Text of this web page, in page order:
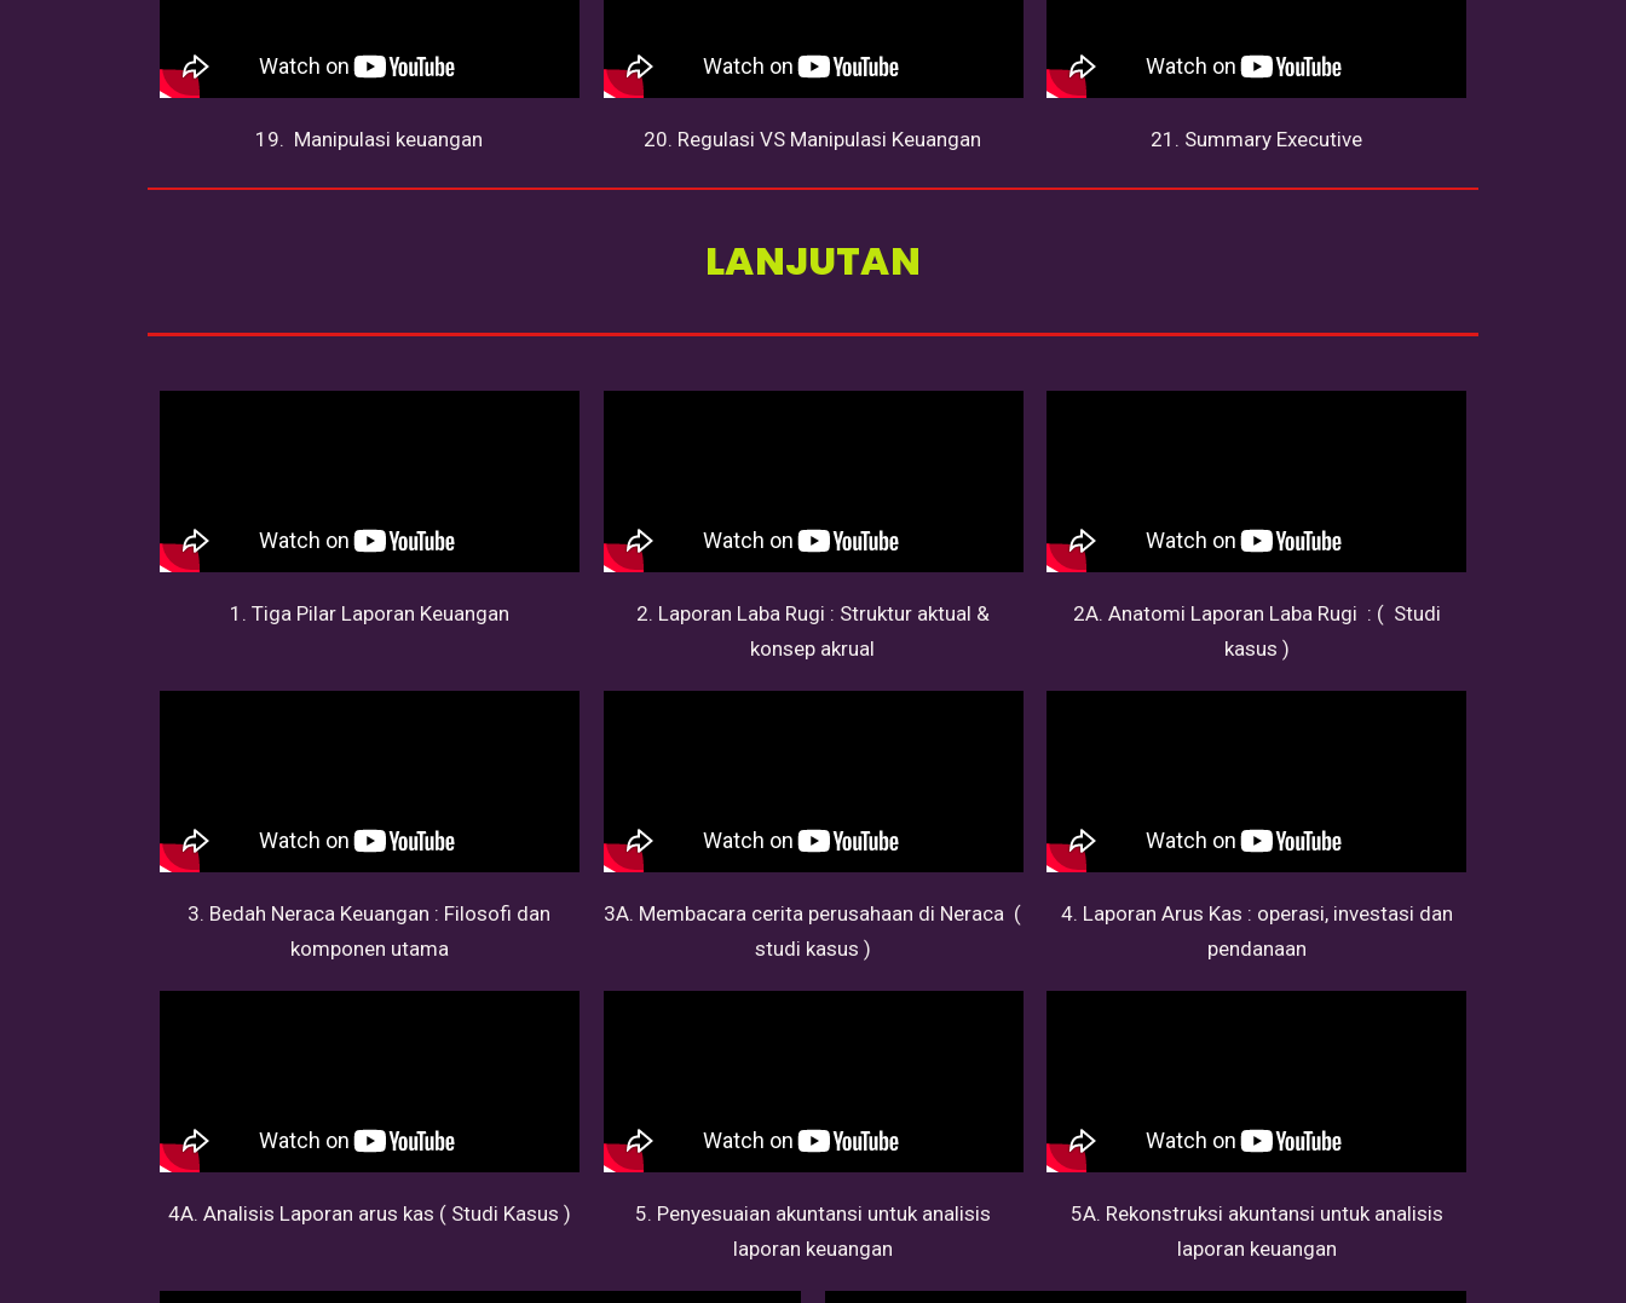
19. Manipulasi keuangan 20. Regulasi VS Manipulasi Keuangan 21. Summary Executive
LANJUTAN
1. Tiga Pilar Laporan Keuangan
2. Laporan Laba Rugi : Struktur aktual &
konsep akrual
2A. Anatomi Laporan Laba Rugi : ( Studi
kasus )
3. Bedah Neraca Keuangan : Filosofi dan
komponen utama
3A. Membacara cerita perusahaan di Neraca (
studi kasus )
4. Laporan Arus Kas : operasi, investasi dan
pendanaan
4A. Analisis Laporan arus kas ( Studi Kasus )
5. Penyesuaian akuntansi untuk analisis
laporan keuangan
5A. Rekonstruksi akuntansi untuk analisis
laporan keuangan